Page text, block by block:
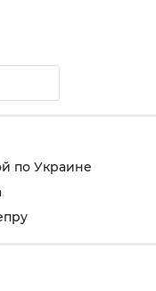
по Украине